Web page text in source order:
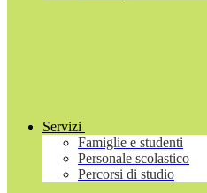
Servizi
Famiglie e studenti
Personale scolastico
Percorsi di studio